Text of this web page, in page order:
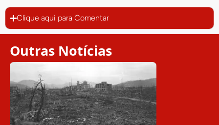
Clique aqui para Comentar
Outras Notícias